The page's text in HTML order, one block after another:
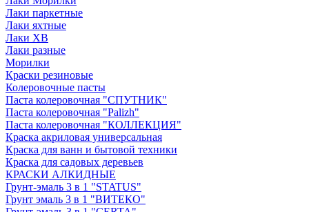
Лаки паркетные
Лаки яхтные
Лаки ХВ
Лаки разные
Морилки
Краски резиновые
Колеровочные пасты
Паста колеровочная "СПУТНИК"
Паста колеровочная "Palizh"
Паста колеровочная "КОЛЛЕКЦИЯ"
Краска акриловая универсальная
Краска для ванн и бытовой техники
Краска для садовых деревьев
КРАСКИ АЛКИДНЫЕ
Грунт-эмаль 3 в 1 "STATUS"
Грунт эмаль 3 в 1 "ВИТЕКО"